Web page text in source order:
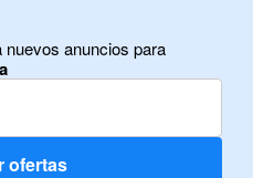
nuevos anuncios para
ofertas